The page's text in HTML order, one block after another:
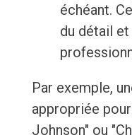
échéant.
du détail
Par exemple,
appropriée
Johnson" ou